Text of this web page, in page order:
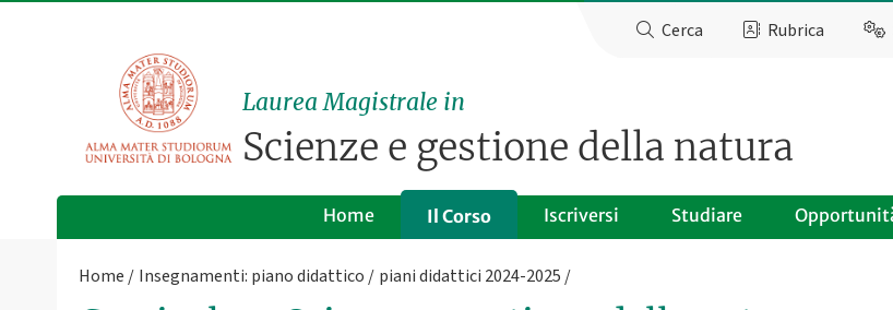
Cerca Rubrica
Laurea Magistrale in
Scienze e gestione della natura
Home Il Corso Iscriversi Studiare
Home Insegnamenti: piano didattico piani didattici 2024-2025